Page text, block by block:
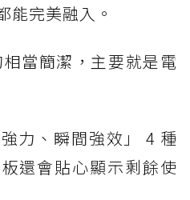
能完美融入。
當簡潔，主要就是電
力、瞬間強效」 4 種
還會貼心顯示剩餘使